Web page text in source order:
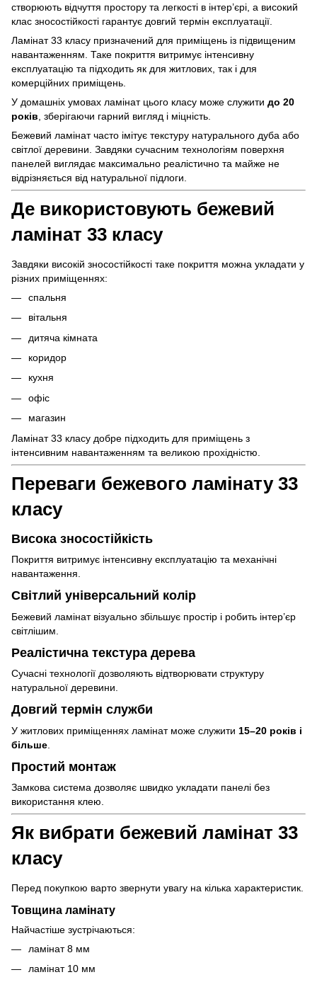
створюють відчуття простору та легкості в інтер’єрі, а високий
клас зносостійкості гарантує довгий термін експлуатації.
Ламінат 33 класу призначений для приміщень із підвищеним
навантаженням. Таке покриття витримує інтенсивну
експлуатацію та підходить як для житлових, так і для
комерційних приміщень.
У домашніх умовах ламінат цього класу може служити до 20
років , зберігаючи гарний вигляд і міцність.
Бежевий ламінат часто імітує текстуру натурального дуба або
світлої деревини. Завдяки сучасним технологіям поверхня
панелей виглядає максимально реалістично та майже не
відрізняється від натуральної підлоги.
Де використовують бежевий
ламінат 33 класу
Завдяки високій зносостійкості таке покриття можна укладати у
різних приміщеннях:
спальня
вітальня
дитяча кімната
коридор
кухня
офіс
магазин
Ламінат 33 класу добре підходить для приміщень з
інтенсивним навантаженням та великою прохідністю.
Переваги бежевого ламінату 33
класу
Висока зносостійкість
Покриття витримує інтенсивну експлуатацію та механічні
навантаження.
Світлий універсальний колір
Бежевий ламінат візуально збільшує простір і робить інтер’єр
світлішим.
Реалістична текстура дерева
Сучасні технології дозволяють відтворювати структуру
натуральної деревини.
Довгий термін служби
У житлових приміщеннях ламінат може служити 15–20 років і
більше
Простий монтаж
Замкова система дозволяє швидко укладати панелі без
використання клею.
Як вибрати бежевий ламінат 33
класу
Перед покупкою варто звернути увагу на кілька характеристик.
Товщина ламінату
Найчастіше зустрічаються:
ламінат 8 мм
ламінат 10 мм